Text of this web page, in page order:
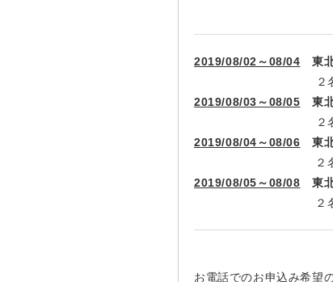
2019/08/02～08/04
東
２名１室：
2019/08/03～08/05 東
２名１室：
2019/08/04～08/06 東
２名１室：
2019/08/05～08/08 東
２名１室：
お電話でのお申込み希望